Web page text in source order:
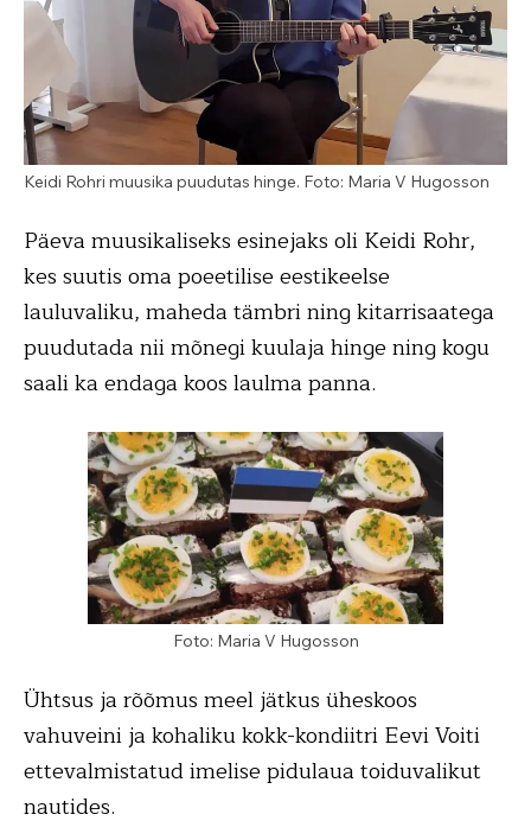
Keidi Rohri muusika puudutas hinge. Foto: Maria V Hugosson
Päeva muusikaliseks esinejaks oli Keidi Rohr,
kes suutis oma poeetilise eestikeelse
lauluvaliku, maheda tämbri ning kitarrisaatega
puudutada nii mõnegi kuulaja hinge ning kogu
saali ka endaga koos laulma panna.
Foto: Maria V Hugosson
Ühtsus ja rõõmus meel jätkus üheskoos
vahuveini ja kohaliku kokk-kondiitri Eevi Voiti
ettevalmistatud imelise pidulaua toiduvalikut
nautides.